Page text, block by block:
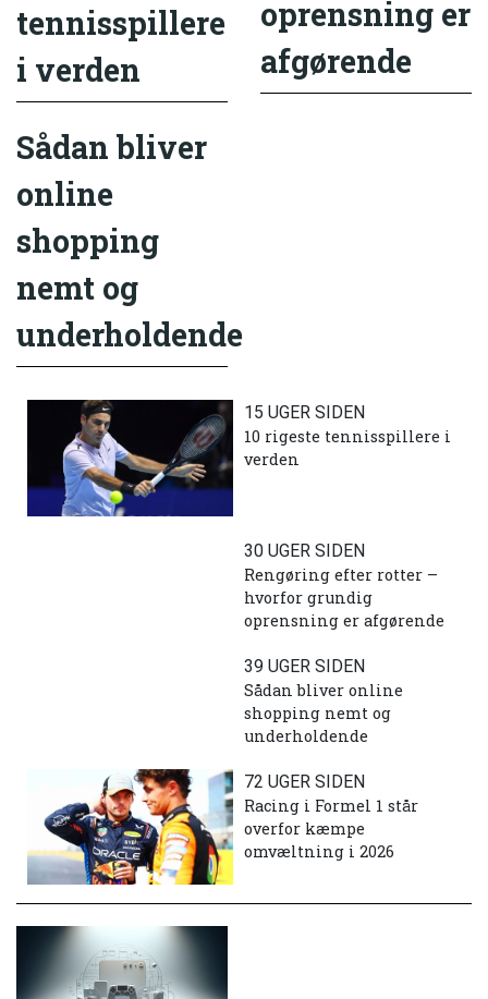
tennisspillere
i verden
oprensning er
afgørende
Sådan bliver
online
shopping
nemt og
underholdende
15 UGER SIDEN
10 rigeste tennisspillere i
verden
30 UGER SIDEN
Rengøring efter rotter –
hvorfor grundig
oprensning er afgørende
39 UGER SIDEN
Sådan bliver online
shopping nemt og
underholdende
72 UGER SIDEN
Racing i Formel 1 står
overfor kæmpe
omvæltning i 2026